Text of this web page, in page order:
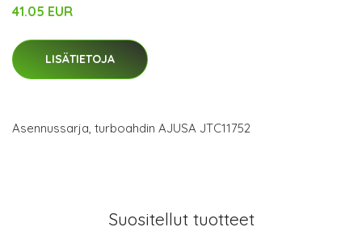
41.05 EUR
LISÄTIETOJA
Asennussarja, turboahdin AJUSA JTC11752
Suositellut tuotteet